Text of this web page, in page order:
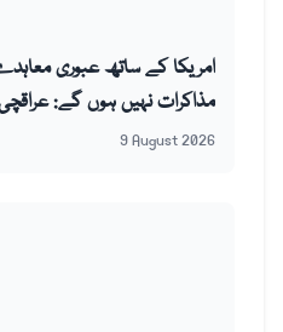
امریکا کے ساتھ عبوری
مذاکرات نہیں ہوں گے:
9 August 2026